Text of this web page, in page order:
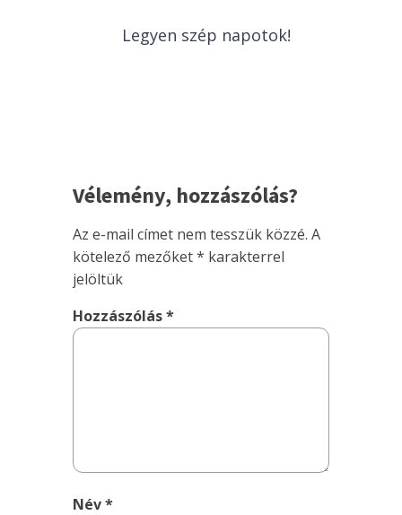
Legyen szép napotok!
Vélemény, hozzászólás?
Az e-mail címet nem tesszük közzé. A
kötelező mezőket* karakterrel
jelöltük
Hozzászólás*
Név*